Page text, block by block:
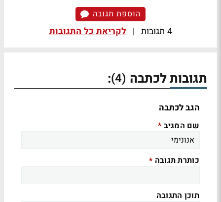
הוספת תגובה
4 תגובות | לקריאת כל התגובות
תגובות לכתבה (4)
:
הגב לכתבה
שם המגיב *
כותרת תגובה *
תוכן התגובה